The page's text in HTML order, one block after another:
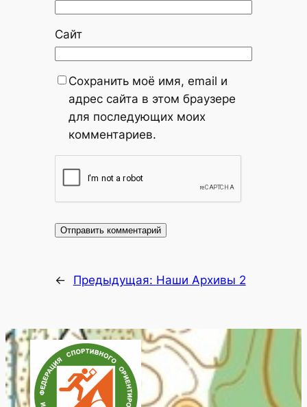
Сайт
Сохранить моё имя, email и
адрес сайта в этом браузере
для последующих моих
комментариев.
← Предыдущая: Наши Архивы 2